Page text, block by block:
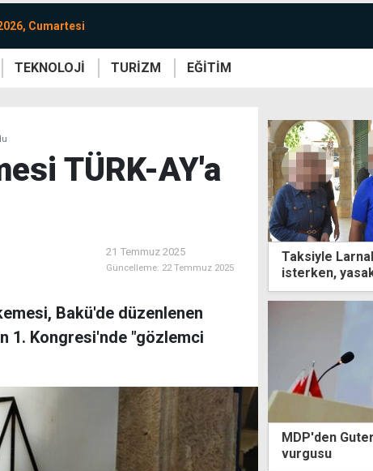
Cumartesi
TEKNOLOJİ TURİZM EĞİTİM
TÜRK-AY'a
21 Temmuz 2025
Güncelleme: 22 Temmuz 2025
Bakü'de düzenlenen
1. Kongresi'nde "gözlemci
Taksiyle
isterken,
şoförü suçladı
MDP'den
vurgusu